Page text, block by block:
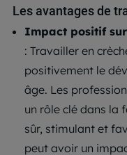
Les avantages de
Impact positif
: Travailler en
positivement le
âge. Les
un rôle clé dans la
sûr, stimulant et
peut avoir un